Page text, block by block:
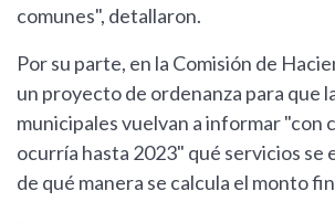
comunes", detallaron.
Por su parte, en la Comisión de
un proyecto de ordenanza para que
municipales vuelvan a informar "con
ocurría hasta 2023" qué servicios se
de qué manera se calcula el monto